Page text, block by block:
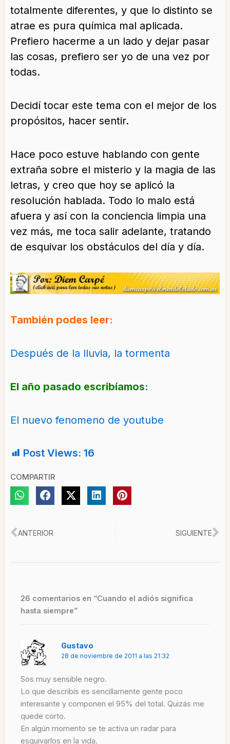
totalmente diferentes, y que lo distinto se
atrae es pura química mal aplicada.
Prefiero hacerme a un lado y dejar pasar
las cosas, prefiero ser yo de una vez por
todas.
Decidí tocar este tema con el mejor de los
propósitos, hacer sentir.
Hace poco estuve hablando con gente
extraña sobre el misterio y la magia de las
letras, y creo que hoy se aplicó la
resolución hablada. Todo lo malo está
afuera y así con la conciencia limpia una
vez más, me toca salir adelante, tratando
de esquivar los obstáculos del día y día.
También podes leer:
Después de la lluvia, la tormenta
El año pasado escribíamos:
El nuevo fenomeno de youtube
Post Views: 16
COMPARTIR
Ant
ANTERIOR SIGUIENTE
26 comentarios en “Cuando el adiós significa
hasta siempre”
Gustavo
28 de noviembre de 2011 a las 21:32
Sos muy sensible negro.
Lo que describís es sencillamente gente poco
interesante y componen el 95% del total. Quizás me
quede corto.
En algún momento se te activa un radar para
esquivarlos en la vida.